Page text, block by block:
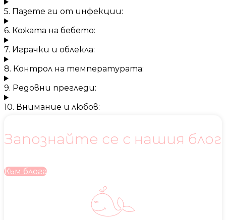
5. Пазете ги от инфекции:
6. Кожата на бебето:
7. Играчки и облекла:
8. Контрол на температурата:
9. Редовни прегледи:
10. Внимание и любов:
Запознайте се с нашия блог
Към блога